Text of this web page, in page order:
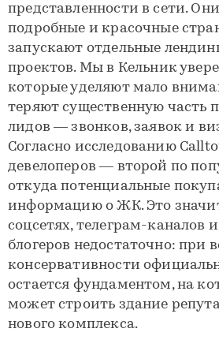
представленности в сети.
подробные и красочные
запускают отдельные
проектов. Мы в Кельник
которые уделяют мало
теряют существенную часть
лидов — звонков, заявок и
Согласно исследованию
девелоперов — второй по
откуда потенциальные
информацию о ЖК. Это
соцсетях, телеграм-каналов
блогеров недостаточно: при
консервативности
остается фундаментом, на
может строить здание
нового комплекса.